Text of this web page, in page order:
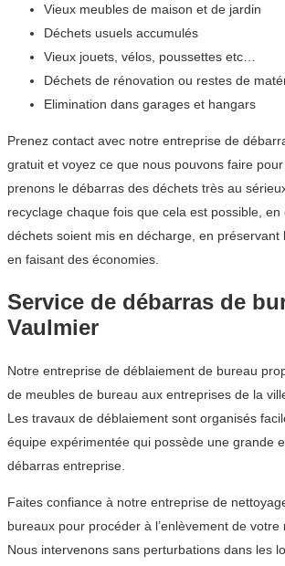
Vieux meubles de maison et de jardin
Déchets usuels accumulés
Vieux jouets, vélos, poussettes etc…
Déchets de rénovation ou restes de
Elimination dans garages et hangars
Prenez contact avec notre entreprise de
gratuit et voyez ce que nous pouvons faire
prenons le débarras des déchets très au
recyclage chaque fois que cela est possible, en
déchets soient mis en décharge, en préservant
en faisant des économies.
Service de débarras de
Vaulmier
Notre entreprise de déblaiement de bureau
de meubles de bureau aux entreprises de la
Les travaux de déblaiement sont organisés
équipe expérimentée qui possède une grande
débarras entreprise.
Faites confiance à notre entreprise de
bureaux pour procéder à l’enlèvement de votre
Nous intervenons sans perturbations dans les